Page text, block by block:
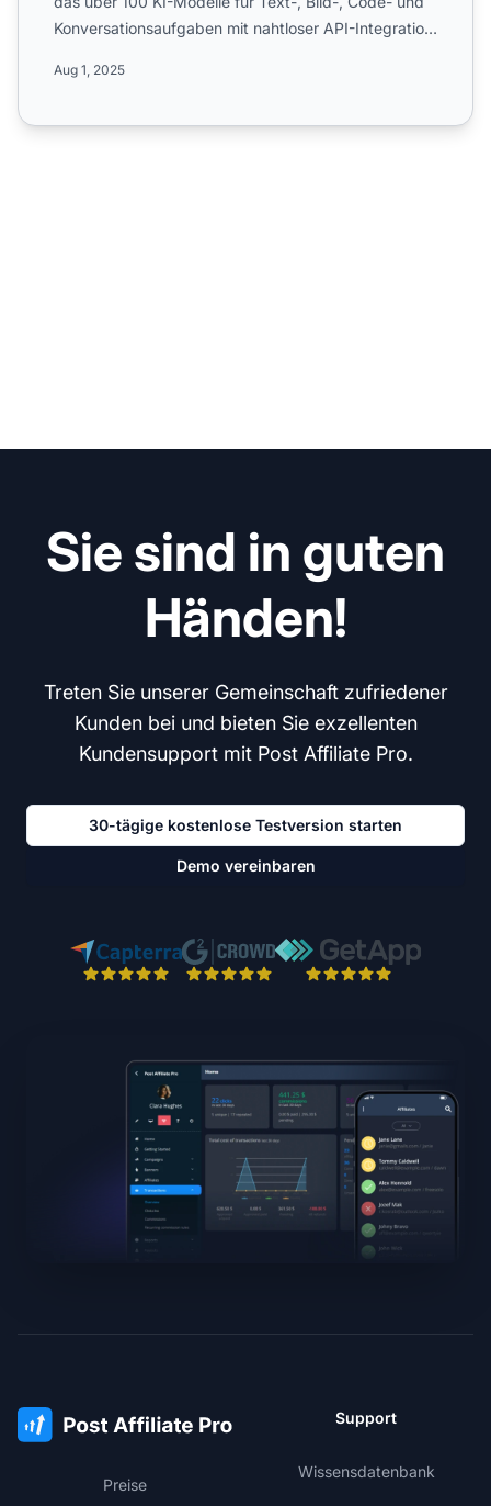
Konversationsaufgaben mit nahtloser API-Integration
Aug 1, 2025
Sie sind in guten
Händen!
Treten Sie unserer Gemeinschaft zufriedener
Kunden bei und bieten Sie exzellenten
Kundensupport mit Post Affiliate Pro.
30-tägige kostenlose Testversion starten
Demo vereinbaren
Preise
Support
Wissensdatenbank